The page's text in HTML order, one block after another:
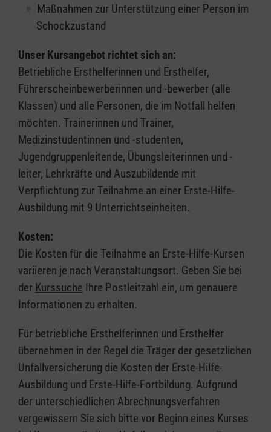
Maßnahmen zur Unterstützung einer Person im
Schockzustand
Unser Kursangebot richtet sich an:
Betriebliche Ersthelferinnen und Ersthelfer,
Führerscheinbewerberinnen und -bewerber (alle
Klassen) und alle Personen, die im Notfall helfen
möchten. Trainerinnen und Trainer,
Medizinstudentinnen und -studenten,
Jugendgruppenleitende, Übungsleiterinnen und -
leiter, Lehrkräfte und Auszubildende mit
Verpflichtung zur Teilnahme an einer Erste-Hilfe-
Ausbildung mit 9 Unterrichtseinheiten.
Kosten:
Die Kosten für die Teilnahme an Erste-Hilfe-Kursen
variieren je nach Veranstaltungsort. Geben Sie bei
der Kurssuche Ihre Postleitzahl ein, um genauere
Informationen zu erhalten.
Für betriebliche Ersthelferinnen und Ersthelfer
übernehmen in der Regel die Träger der gesetzlichen
Unfallversicherung die Kosten der Erste-Hilfe-
Ausbildung und Erste-Hilfe-Fortbildung. Aufgrund
der unterschiedlichen Abrechnungsverfahren
vergewissern Sie sich bitte vor Beginn eines Kurses